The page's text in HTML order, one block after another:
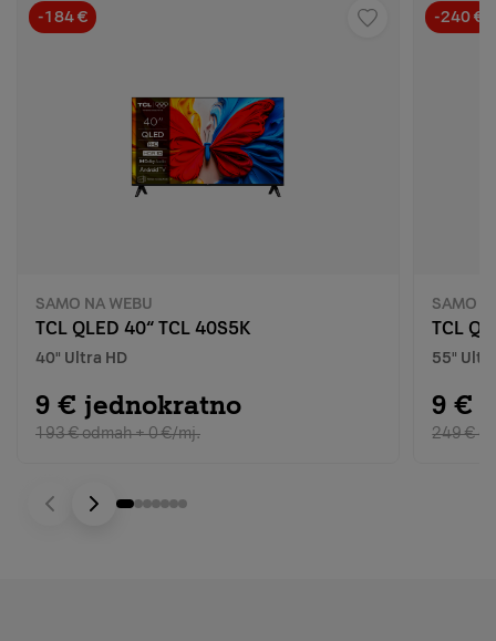
-184 €
SAMO NA WEBU
TCL QLED 40“ TCL 40S5K
40" Ultra HD
9 € jednokratno
193 € odmah + 0 €/mj.
-240 €
SAMO
TCL
55"
9 €
249 €